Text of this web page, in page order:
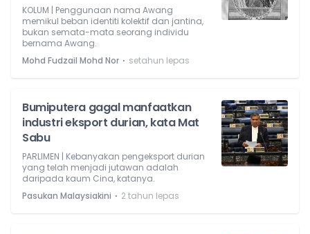
KOLUM | Penggunaan nama Awang
memikul beban identiti kolektif dan jantina,
bukan semata-mata seorang individu
bernama Awang.
Mohd Fudzail Mohd Nor ⋅ setahun lepas
Bumiputera gagal manfaatkan
industri eksport durian, kata Mat
Sabu
PARLIMEN | Kebanyakan pengeksport durian
yang telah menjadi jutawan adalah
daripada kaum Cina, katanya.
Pasukan Malaysiakini ⋅ 2 tahun lepas